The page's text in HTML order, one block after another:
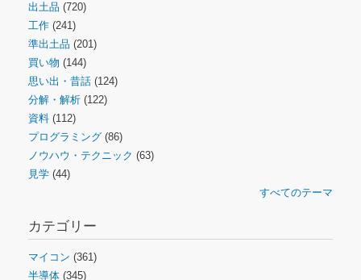
出土品 (720)
工作 (241)
準出土品 (201)
買い物 (144)
思い出・昔話 (124)
分解・解析 (122)
資料 (112)
プログラミング (86)
ノウハウ・テクニック (63)
見学 (44)
すべてのテーマ
カテゴリー
マイコン (361)
半導体 (345)